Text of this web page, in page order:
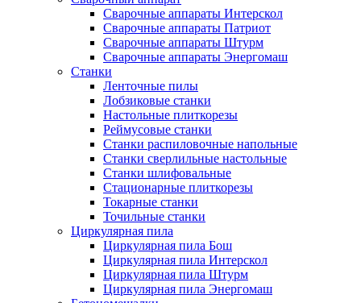
Сварочные аппараты Интерскол
Сварочные аппараты Патриот
Сварочные аппараты Штурм
Сварочные аппараты Энергомаш
Станки
Ленточные пилы
Лобзиковые станки
Настольные плиткорезы
Реймусовые станки
Станки распиловочные напольные
Станки сверлильные настольные
Станки шлифовальные
Стационарные плиткорезы
Токарные станки
Точильные станки
Циркулярная пила
Циркулярная пила Бош
Циркулярная пила Интерскол
Циркулярная пила Штурм
Циркулярная пила Энергомаш